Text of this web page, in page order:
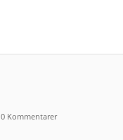
0 Kommentarer